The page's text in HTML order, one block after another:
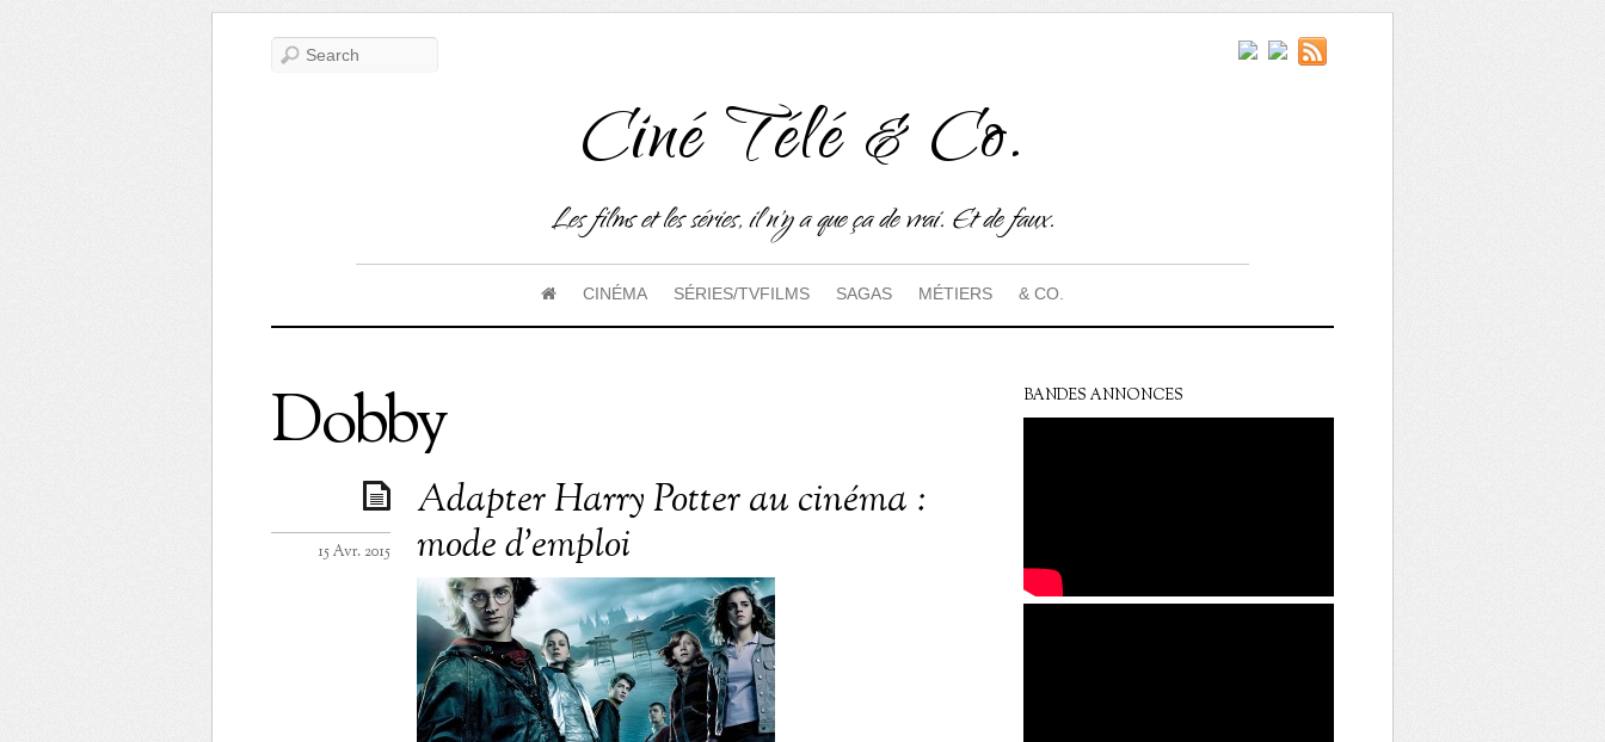
Ciné Télé & Co.
Les films et les séries, il n'y a que ça de vrai. Et de faux.
CINÉMA SÉRIES/TVFILMS SAGAS MÉTIERS & CO.
Dobby
Adapter Harry Potter au cinéma :
mode d’emploi
15 Avr. 2015
BANDES ANNONCES